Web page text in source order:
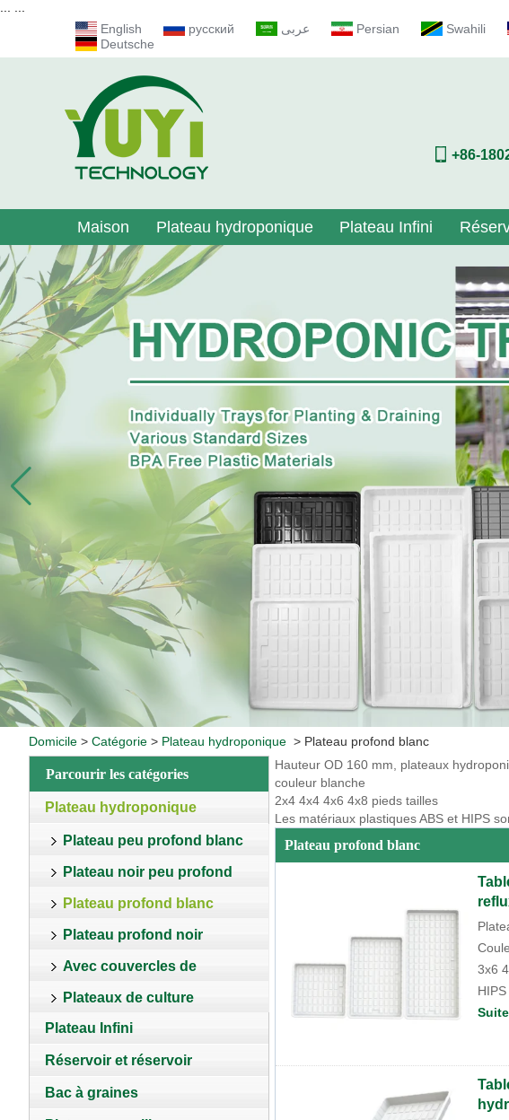
English
русский عربى Persian Swahili
Deutsche
+86-
Maison Plateau hydroponique Plateau Infini
Domicile > Catégorie > Plateau hydroponique > Plateau profond blanc
Parcourir les catégories
Plateau hydroponique
Plateau peu profond blanc
Plateau noir peu profond
Plateau profond blanc
Plateau profond noir
Avec couvercles de
plantation
Plateaux de culture
personnalisés
Plateau Infini
Réservoir et réservoir
Bac à graines
Hauteur OD 160 mm, plateaux
couleur blanche
2x4 4x4 4x6 4x8 pieds tailles
Les matériaux plastiques ABS et HIPS
Plateau profond blanc
3x6
Suite